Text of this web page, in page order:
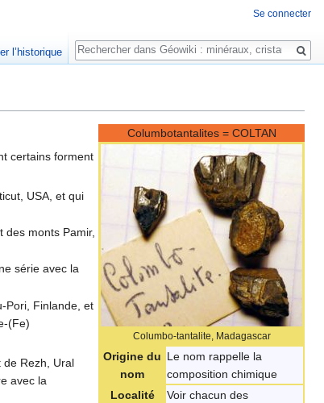
Columbotantalites = COLTAN
Columbo-tantalite, Madagascar
Origine du
nom
Le nom rappelle la
composition chimique
Localité
Voir chacun des
certains forment
USA, et qui
des monts Pamir,
série avec la
Pori, Finlande, et
(Fe)
de Rezh, Ural
avec la
Se connecter
l’historique
Rechercher